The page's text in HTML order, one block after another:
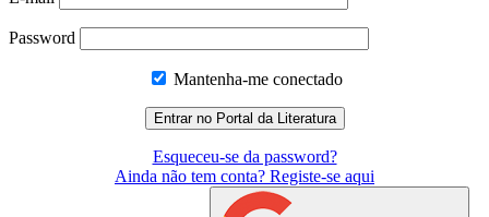
Password
Mantenha-me conectado
Esqueceu-se da password?
Ainda não tem conta? Registe-se aqui